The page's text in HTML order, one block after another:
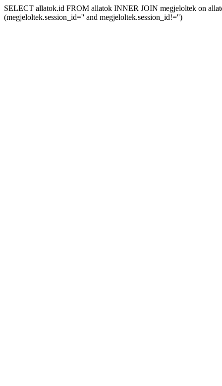
SELECT allatok.id FROM allatok INNER JOIN megjeloltek on
(megjeloltek.session_id='' and megjeloltek.session_id!='')